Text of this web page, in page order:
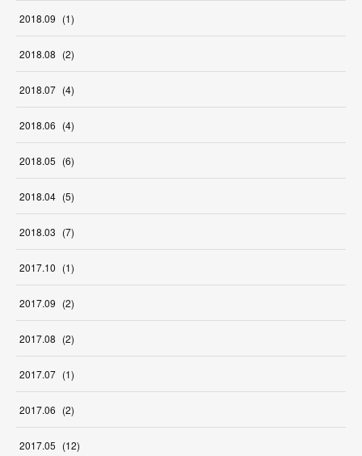
2018.09 (1)
2018.08 (2)
2018.07 (4)
2018.06 (4)
2018.05 (6)
2018.04 (5)
2018.03 (7)
2017.10 (1)
2017.09 (2)
2017.08 (2)
2017.07 (1)
2017.06 (2)
2017.05 (12)